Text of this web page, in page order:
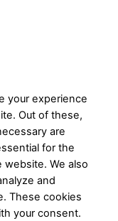
your experience
Out of these,
are
for the
We also
and
These cookies
your consent.